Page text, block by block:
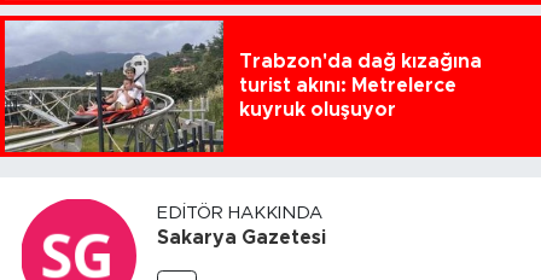
Trabzon'da dağ kızağına
turist akını: Metrelerce
kuyruk oluşuyor
EDITÖR HAKKINDA
Sakarya Gazetesi